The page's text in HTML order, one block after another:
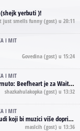
yerbuti )!
just smells funny (gost) u 20:11
I MIT
Govedina (gost) u 15:24
I MIT
isto sto i Hendrix za Lenny Kravitza
shazkahulakopka (gost) u 13:32
I MIT
da su radili kao vozači tramvaja u gsp-u.
maslcih (gost) u 13:36